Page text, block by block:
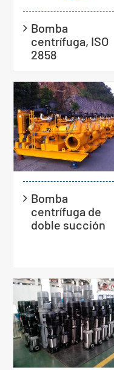
Bomba
centrífuga, ISO
2858
Bomba
centrífuga de
doble succión